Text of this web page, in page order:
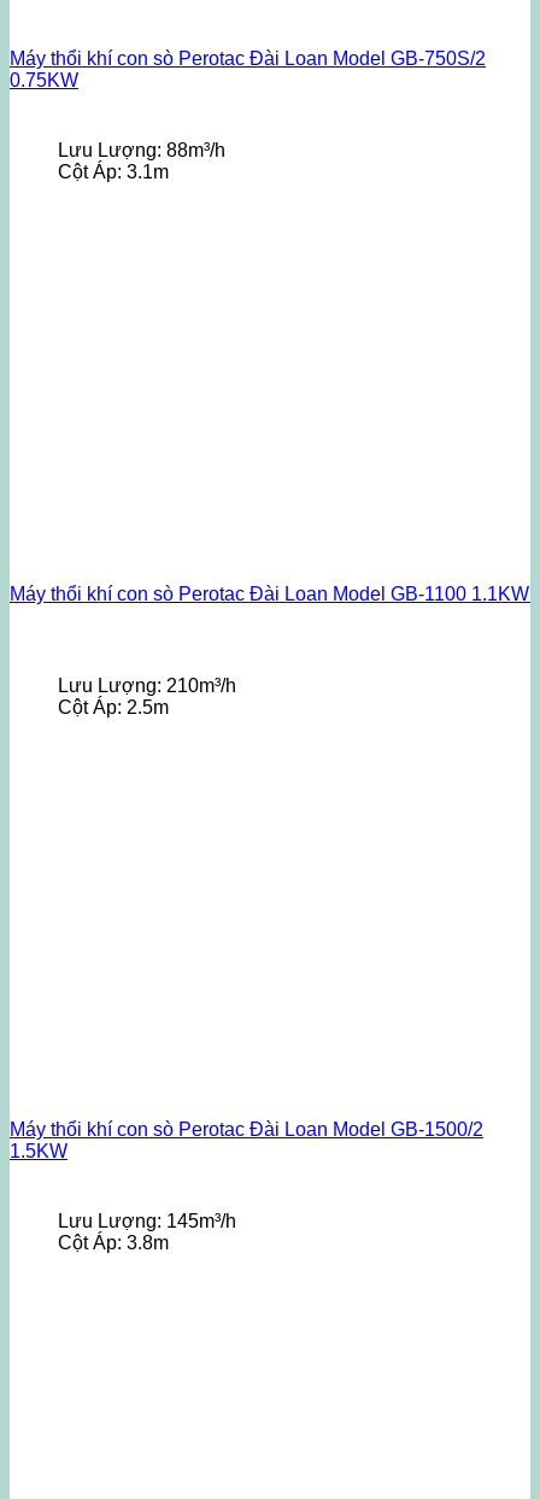
Máy thổi khí con sò Perotac Đài Loan Model GB-750S/2
0.75KW
Lưu Lượng: 88m³/h
Cột Áp: 3.1m
Máy thổi khí con sò Perotac Đài Loan Model GB-1100 1.1KW
Lưu Lượng: 210m³/h
Cột Áp: 2.5m
Máy thổi khí con sò Perotac Đài Loan Model GB-1500/2
1.5KW
Lưu Lượng: 145m³/h
Cột Áp: 3.8m